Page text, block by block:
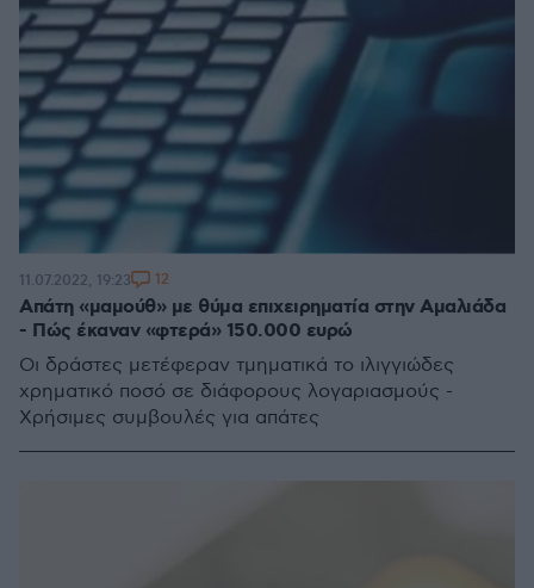
Απάτη «μαμούθ» με θύμα επιχειρηματία στην Αμαλιάδα
- Πώς έκαναν «φτερά» 150.000 ευρώ
Οι δράστες μετέφεραν τμηματικά το ιλιγγιώδες
χρηματικό ποσό σε διάφορους λογαριασμούς -
Χρήσιμες συμβουλές για απάτες
11.07.2022, 19:23 12